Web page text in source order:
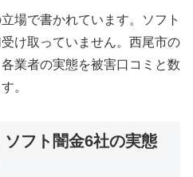
場で書かれています。ソフト
け取っていません。西尾市の
業者の実態を被害口コミと数
。
ソフト闇金6社の実態